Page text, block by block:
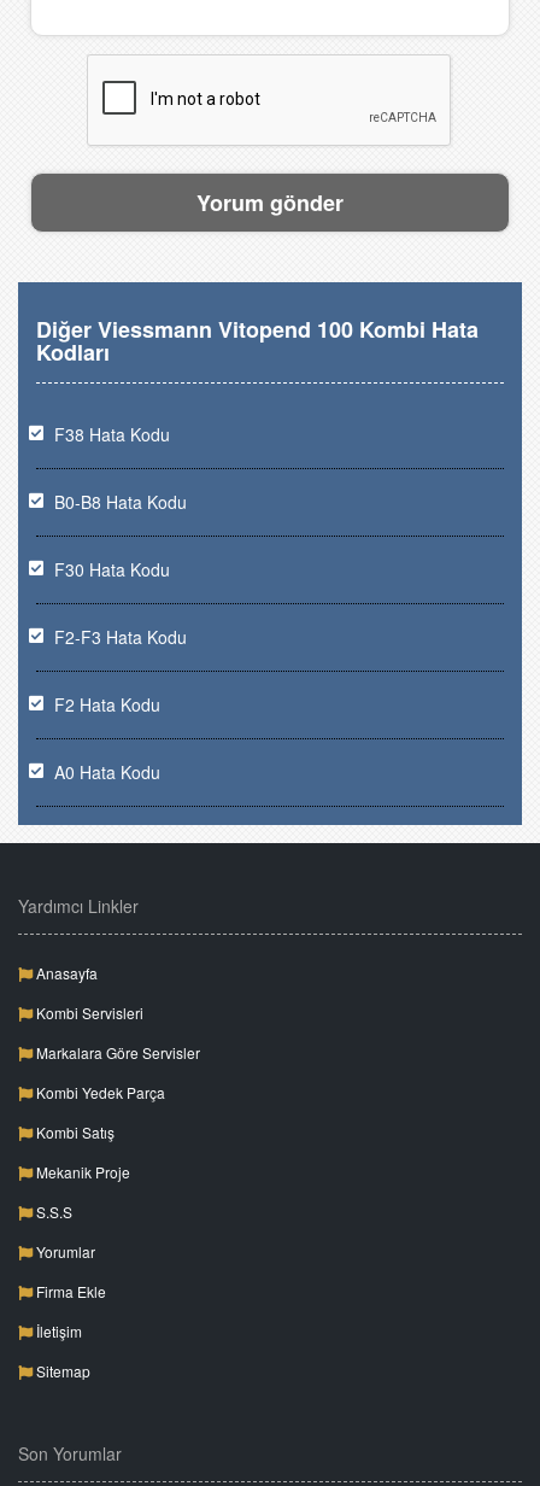
Diğer Viessmann Vitopend 100 Kombi Hata
Kodları
F38 Hata Kodu
B0-B8 Hata Kodu
F30 Hata Kodu
F2-F3 Hata Kodu
F2 Hata Kodu
A0 Hata Kodu
Yardımcı Linkler
Anasayfa
Kombi Servisleri
Markalara Göre Servisler
Kombi Yedek Parça
Kombi Satış
Mekanik Proje
S.S.S
Yorumlar
Firma Ekle
İletişim
Sitemap
Son Yorumlar